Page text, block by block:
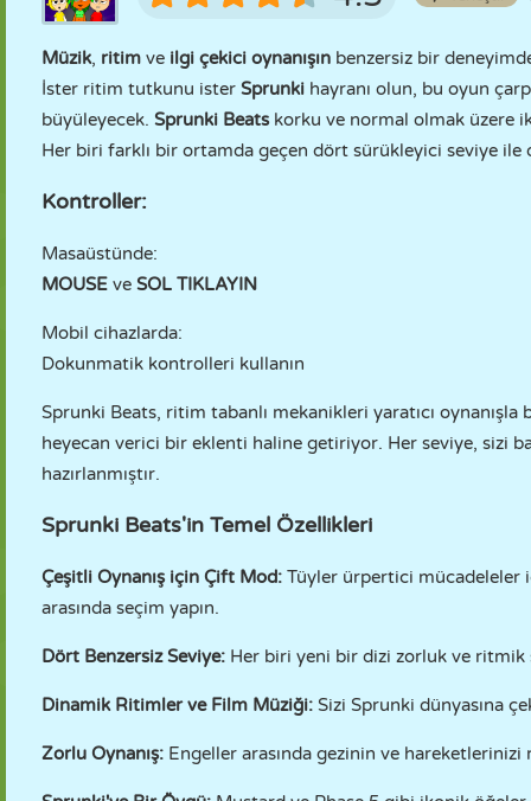
Müzik, ritim ve ilgi çekici oynanışın benzersiz bir
İster ritim tutkunu ister Sprunki hayranı olun, bu oyun
büyüleyecek. Sprunki Beatskorku ve normal olmak üzere
Her biri farklı bir ortamda geçen dört sürükleyici seviye
Kontroller:
Masaüstünde:
MOUSE ve SOL TIKLAYIN
Mobil cihazlarda:
Dokunmatik kontrolleri kullanın
Sprunki Beats, ritim tabanlı mekanikleri yaratıcı
heyecan verici bir eklenti haline getiriyor. Her seviye, sizi
hazırlanmıştır.
Sprunki Beats'in Temel Özellikleri
Çeşitli Oynanış için Çift Mod: Tüyler ürpertici mücadeleler
arasında seçim yapın.
Dört Benzersiz Seviye: Her biri yeni bir dizi zorluk ve ritmik
Dinamik Ritimler ve Film Müziği: Sizi Sprunki dünyasına
Zorlu Oynanış: Engeller arasında gezinin ve